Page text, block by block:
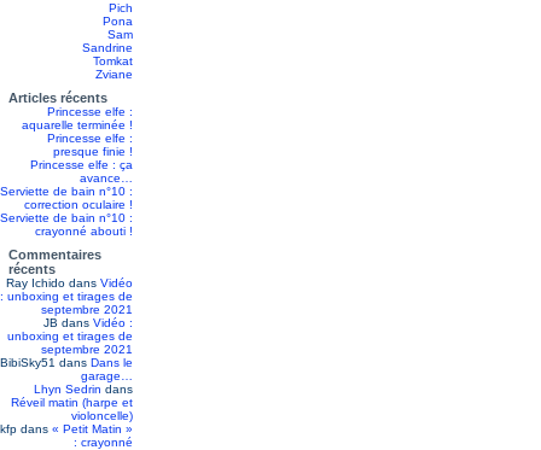
Pich
Pona
Sam
Sandrine
Tomkat
Zviane
Articles récents
Princesse elfe :
aquarelle terminée !
Princesse elfe :
presque finie !
Princesse elfe : ça
avance…
Serviette de bain n°10 :
correction oculaire !
Serviette de bain n°10 :
crayonné abouti !
Commentaires
récents
Ray Ichido dans Vidéo
: unboxing et tirages de
septembre 2021
JB dans Vidéo :
unboxing et tirages de
septembre 2021
BibiSky51 dans Dans le
garage…
Lhyn Sedrin dans
Réveil matin (harpe et
violoncelle)
kfp dans « Petit Matin »
: crayonné